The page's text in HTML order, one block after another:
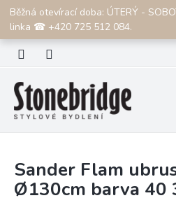
Přejít
obsah
Běžná otevírací doba: ÚTERÝ -
linka ☎ +420 725 512 084.
CZK
Sander Flam
Ø130cm barva 40